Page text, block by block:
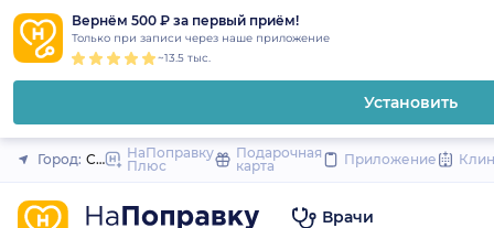
Вернём 500 ₽ за первый приём!
Только при записи через наше приложение
~13.5 тыс.
Установить
Закрыть
Город: Санкт-Петербург
НаПоправку
Плюс
Подарочная
карта
Приложение
Врачи